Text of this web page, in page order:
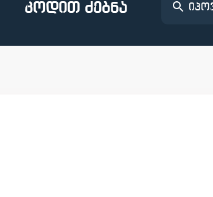
კოდით ძებნა